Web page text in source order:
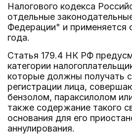
Налогового кодекса
отдельные
Федерации" и применяется
года.
Статья 179.4 НК РФ
категории
которые должны получать
регистрации лица,
бензолом, параксилолом
также содержание такого
основания для его
аннулирования.